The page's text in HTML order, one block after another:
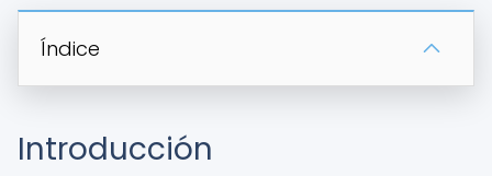
Índice
Introducción